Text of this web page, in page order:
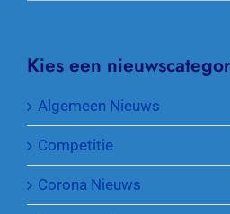
Kies een
Algemeen Nieuws
Competitie
Corona Nieuws